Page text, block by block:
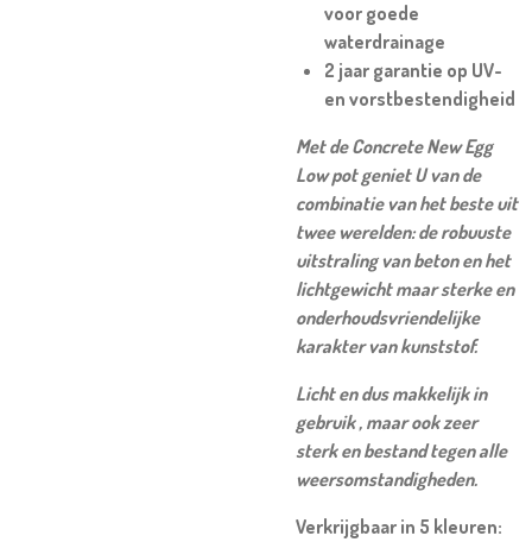
voor goede
waterdrainage
2 jaar garantie op UV-
en vorstbestendigheid
Met de Concrete New Egg
Low pot geniet U van de
combinatie van het beste uit
twee werelden: de robuuste
uitstraling van beton en het
lichtgewicht maar sterke en
onderhoudsvriendelijke
karakter van kunststof.
Licht en dus makkelijk in
gebruik , maar ook zeer
sterk en bestand tegen alle
weersomstandigheden.
Verkrijgbaar in 5 kleuren: